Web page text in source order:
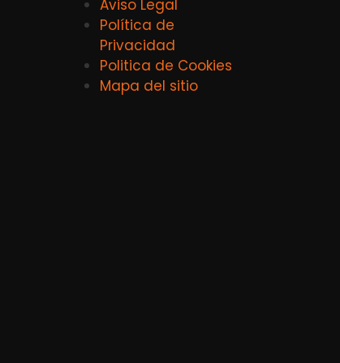
Aviso Legal
Política de
Privacidad
Politica de Cookies
Mapa del sitio